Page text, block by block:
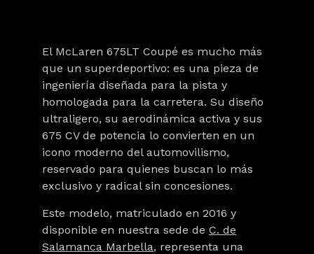
El McLaren 675LT Coupé es mucho más
que un superdeportivo: es una pieza de
ingeniería diseñada para la pista y
homologada para la carretera. Su diseño
ultraligero, su aerodinámica activa y sus
675 CV de potencia lo convierten en un
icono moderno del automovilismo,
reservado para quienes buscan lo más
exclusivo y radical sin concesiones.
Este modelo, matriculado en 2016 y
disponible en nuestra sede de C. de
Salamanca Marbella, representa una